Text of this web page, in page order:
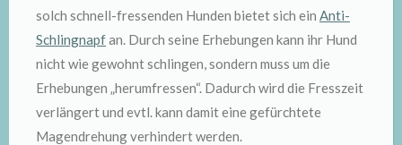
solch schnell-fressenden Hunden bietet sich ein Anti-
Schlingnapfan. Durch seine Erhebungen kann ihr Hund
nicht wie gewohnt schlingen, sondern muss um die
Erhebungen „herumfressen“. Dadurch wird die Fresszeit
verlängert und evtl. kann damit eine gefürchtete
Magendrehung verhindert werden.